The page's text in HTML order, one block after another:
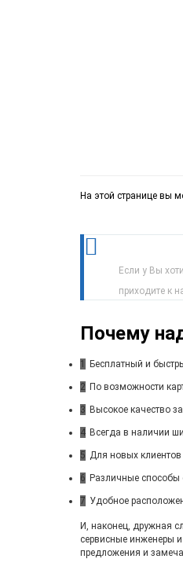
На этой странице вы
Если у Вы
приходите к
Почему
1 Бесплатный и
2 По возможности
3 Высокое качество
4 Всегда в наличии
5 Для новых
6 Различные способы
7 Удобное
И, наконец, дружная
сервисные инженеры
предложения и